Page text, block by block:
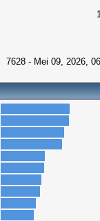
7628 - Mei 09, 2026,